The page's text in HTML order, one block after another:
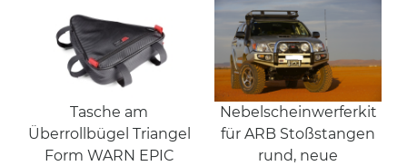
Tasche am
Überrollbügel Triangel
Form WARN EPIC
Nebelscheinwerferkit
für ARB Stoßstangen
rund, neue